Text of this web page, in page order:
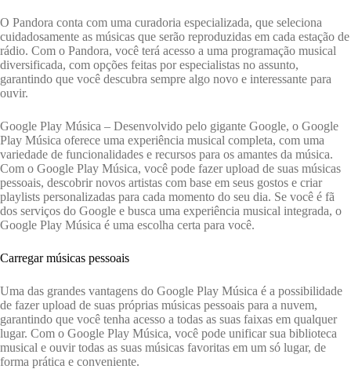
O Pandora conta com uma curadoria especializada, que seleciona
cuidadosamente as músicas que serão reproduzidas em cada estação de
rádio. Com o Pandora, você terá acesso a uma programação musical
diversificada, com opções feitas por especialistas no assunto,
garantindo que você descubra sempre algo novo e interessante para
ouvir.
Google Play Música – Desenvolvido pelo gigante Google, o Google
Play Música oferece uma experiência musical completa, com uma
variedade de funcionalidades e recursos para os amantes da música.
Com o Google Play Música, você pode fazer upload de suas músicas
pessoais, descobrir novos artistas com base em seus gostos e criar
playlists personalizadas para cada momento do seu dia. Se você é fã
dos serviços do Google e busca uma experiência musical integrada, o
Google Play Música é uma escolha certa para você.
Carregar músicas pessoais
Uma das grandes vantagens do Google Play Música é a possibilidade
de fazer upload de suas próprias músicas pessoais para a nuvem,
garantindo que você tenha acesso a todas as suas faixas em qualquer
lugar. Com o Google Play Música, você pode unificar sua biblioteca
musical e ouvir todas as suas músicas favoritas em um só lugar, de
forma prática e conveniente.